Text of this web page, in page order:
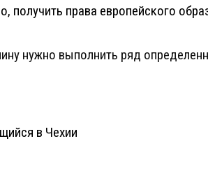
получить права европейского
нужно выполнить ряд
в Чехии